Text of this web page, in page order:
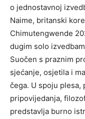
o jednostavnoj
Naime, britanski
Chimutengwende
dugim solo
Suočen s praznim
sjećanje, osjetila i
čega. U spoju
pripovijedanja,
predstavlja burno